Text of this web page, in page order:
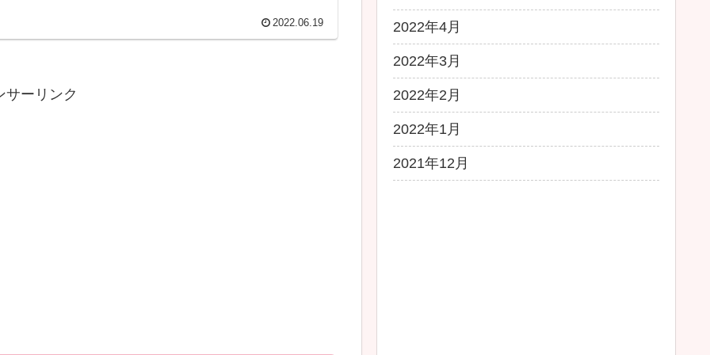
2022.06.19
サーリンク
2022年4月
2022年3月
2022年2月
2022年1月
2021年12月